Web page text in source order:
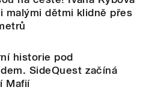
malými dětmi klidně přes
historie pod
SideQuest začíná
Mafií